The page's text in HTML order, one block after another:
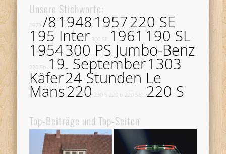
Unsere Stichworte:
1973 /8 1948 1957220 SE
195 Inter 300 SE 1961 190 SL
1954300 PS Jumbo-Benz
220 Sb 19. September1303
Käfer24 Stunden Le
Mans220 230 S 220 b 220 SEb 220 S
Top-Beiträge und Top-Seiten